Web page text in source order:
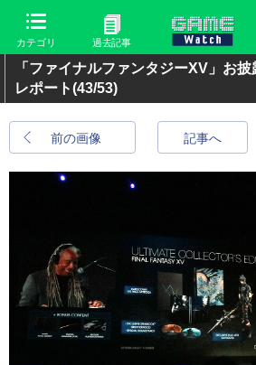
カテゴリ 過去記事
「ファイナルファンタジーXV」お
レポート(43/53)
前の画像 記事へ